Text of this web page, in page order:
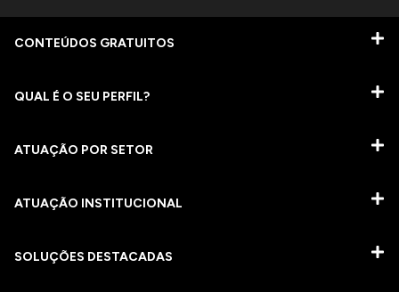
CONTEÚDOS GRATUITOS
QUAL É O SEU PERFIL?
ATUAÇÃO POR SETOR
ATUAÇÃO INSTITUCIONAL
SOLUÇÕES DESTACADAS